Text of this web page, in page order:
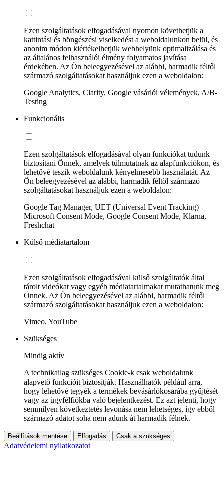
Ezen szolgáltatások elfogadásával nyomon követhetjük a
kattintási és böngészési viselkedést a weboldalunkon belül, és
anonim módon kiértékelhetjük webhelyünk optimalizálása és
az általános felhasználói élmény folyamatos javítása
érdekében. Az Ön beleegyezésével az alábbi, harmadik féltől
származó szolgáltatásokat használjuk ezen a weboldalon:
Google Analytics, Clarity, Google vásárlói vélemények, A/B-
Testing
Funkcionális
Ezen szolgáltatások elfogadásával olyan funkciókat tudunk
biztosítani Önnek, amelyek túlmutatnak az alapfunkciókon, és
lehetővé teszik weboldalunk kényelmesebb használatát. Az
Ön beleegyezésével az alábbi, harmadik féltől származó
szolgáltatásokat használjuk ezen a weboldalon:
Google Tag Manager, UET (Universal Event Tracking)
Microsoft Consent Mode, Google Consent Mode, Klarna,
Freshchat
Külső médiatartalom
Ezen szolgáltatások elfogadásával külső szolgáltatók által
tárolt videókat vagy egyéb médiatartalmakat mutathatunk meg
Önnek. Az Ön beleegyezésével az alábbi, harmadik féltől
származó szolgáltatásokat használjuk ezen a weboldalon:
Vimeo, YouTube
Szükséges
Mindig aktív
A technikailag szükséges Cookie-k csak weboldalunk
alapvető funkcióit biztosítják. Használhatók például arra,
hogy lehetővé tegyék a termékek bevásárlókosarába gyűjtését
vagy az ügyfélfiókba való bejelentkezést. Ez azt jelenti, hogy
semmilyen következtetés levonása nem lehetséges, így ebből
származó adatot soha nem adunk át harmadik félnek.
Beállítások mentése Elfogadás Csak a szükséges
Adatvédelemi nyilatkozatot